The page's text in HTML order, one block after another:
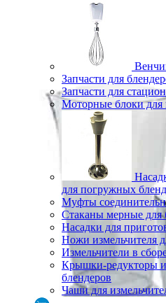
Запчасти для
Запчасти для
Моторные блоки для
для погружных
Муфты
Стаканы мерные для
Насадки для
Ножи измельчителя
Измельчители в
Крышки-редукторы
блендеров
Чаши для